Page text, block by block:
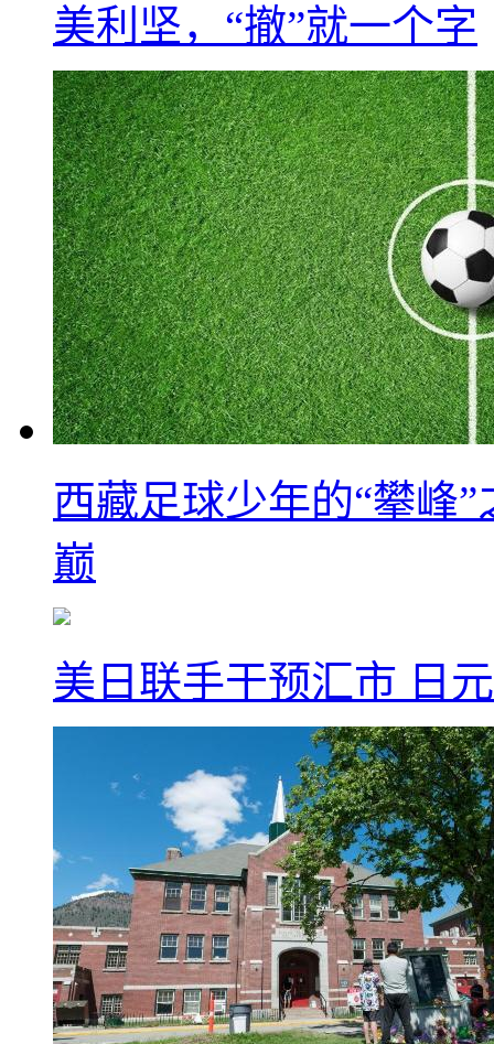
美利坚，“撤”就一个字
西藏足球少年的“攀峰
巅
美日联手干预汇市 日